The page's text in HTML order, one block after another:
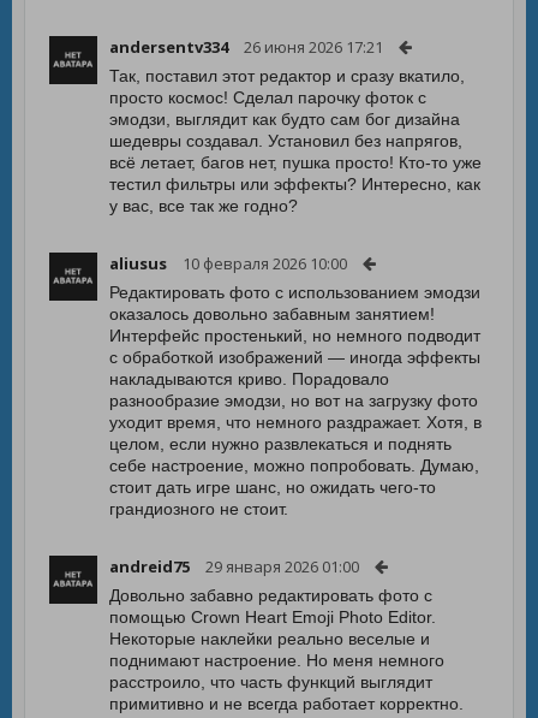
andersentv334 26 июня 2026 17:21
Так, поставил этот редактор и сразу вкатило,
просто космос! Сделал парочку фоток с
эмодзи, выглядит как будто сам бог дизайна
шедевры создавал. Установил без напрягов,
всё летает, багов нет, пушка просто! Кто-то уже
тестил фильтры или эффекты? Интересно, как
у вас, все так же годно?
aliusus 10 февраля 2026 10:00
Редактировать фото с использованием эмодзи
оказалось довольно забавным занятием!
Интерфейс простенький, но немного подводит
с обработкой изображений — иногда эффекты
накладываются криво. Порадовало
разнообразие эмодзи, но вот на загрузку фото
уходит время, что немного раздражает. Хотя, в
целом, если нужно развлекаться и поднять
себе настроение, можно попробовать. Думаю,
стоит дать игре шанс, но ожидать чего-то
грандиозного не стоит.
andreid75 29 января 2026 01:00
Довольно забавно редактировать фото с
помощью Crown Heart Emoji Photo Editor.
Некоторые наклейки реально веселые и
поднимают настроение. Но меня немного
расстроило, что часть функций выглядит
примитивно и не всегда работает корректно.